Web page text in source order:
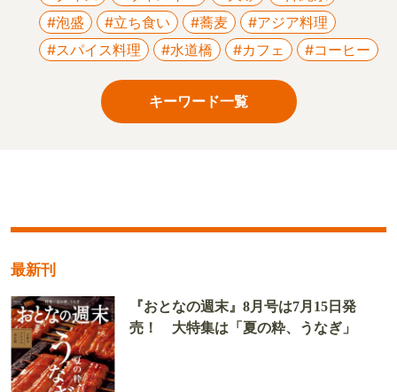
#泡盛
#立ち食い #蕎麦
#アジア料理
#スパイス料理
#水道橋 #カフェ #コーヒー
キーワード一覧
最新刊
『おとなの週末』8月号は7月15日発
売！ 大特集は「夏の粋、うなぎ」